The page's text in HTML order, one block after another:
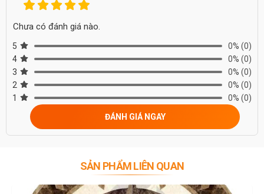
Chưa có đánh giá nào.
5 0% (0)
4
0% (0)
3
0% (0)
2
0% (0)
1
0% (0)
ĐÁNH GIÁ NGAY
SẢN PHẨM LIÊN QUAN